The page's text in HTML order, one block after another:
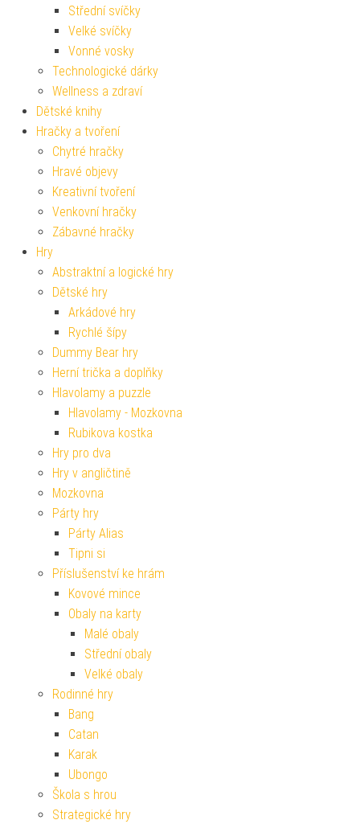
Střední svíčky
Velké svíčky
Vonné vosky
Technologické dárky
Wellness a zdraví
Dětské knihy
Hračky a tvoření
Chytré hračky
Hravé objevy
Kreativní tvoření
Venkovní hračky
Zábavné hračky
Hry
Abstraktní a logické hry
Dětské hry
Arkádové hry
Rychlé šípy
Dummy Bear hry
Herní trička a doplňky
Hlavolamy a puzzle
Hlavolamy - Mozkovna
Rubikova kostka
Hry pro dva
Hry v angličtině
Mozkovna
Párty hry
Párty Alias
Tipni si
Příslušenství ke hrám
Kovové mince
Obaly na karty
Malé obaly
Střední obaly
Velké obaly
Rodinné hry
Bang
Catan
Karak
Ubongo
Škola s hrou
Strategické hry